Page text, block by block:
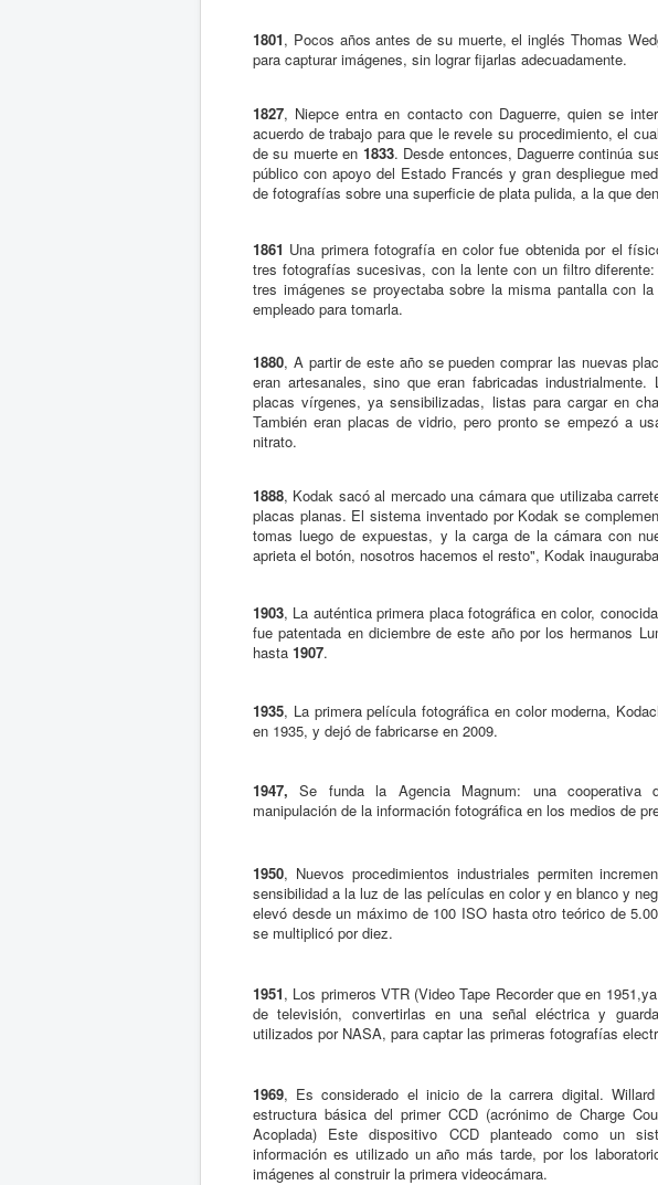
1801, Pocos años antes de su muerte, el inglés Thomas
para capturar imágenes, sin lograr fijarlas adecuadamente.
1827, Niepce entra en contacto con Daguerre, quien se
acuerdo de trabajo para que le revele su procedimiento, el
de su muerte en 1833. Desde entonces, Daguerre continúa
público con apoyo del Estado Francés y gran despliegue
de fotografías sobre una superficie de plata pulida, a la que
1861 Una primera fotografía en color fue obtenida por el
tres fotografías sucesivas, con la lente con un filtro
tres imágenes se proyectaba sobre la misma pantalla con
empleado para tomarla.
1880, A partir de este año se pueden comprar las nuevas
eran artesanales, sino que eran fabricadas
placas vírgenes, ya sensibilizadas, listas para cargar en
También eran placas de vidrio, pero pronto se empezó a
nitrato.
1888, Kodak sacó al mercado una cámara que utilizaba
placas planas. El sistema inventado por Kodak se
tomas luego de expuestas, y la carga de la cámara con
aprieta el botón, nosotros hacemos el resto", Kodak
1903, La auténtica primera placa fotográfica en color,
fue patentada en diciembre de este año por los hermanos
hasta 1907.
1935, La primera película fotográfica en color moderna,
en 1935, y dejó de fabricarse en 2009.
1947,Se funda la Agencia Magnum: una cooperativa
manipulación de la información fotográfica en los medios de
1950, Nuevos procedimientos industriales permiten
sensibilidad a la luz de las películas en color y en blanco y
elevó desde un máximo de 100 ISO hasta otro teórico de
se multiplicó por diez.
1951, Los primeros VTR (Video Tape Recorder que en
de televisión, convertirlas en una señal eléctrica y
utilizados por NASA, para captar las primeras fotografías
1969, Es considerado el inicio de la carrera digital.
estructura básica del primer CCD (acrónimo de Charge
Acoplada) Este dispositivo CCD planteado como un
información es utilizado un año más tarde, por los
imágenes al construir la primera videocámara.